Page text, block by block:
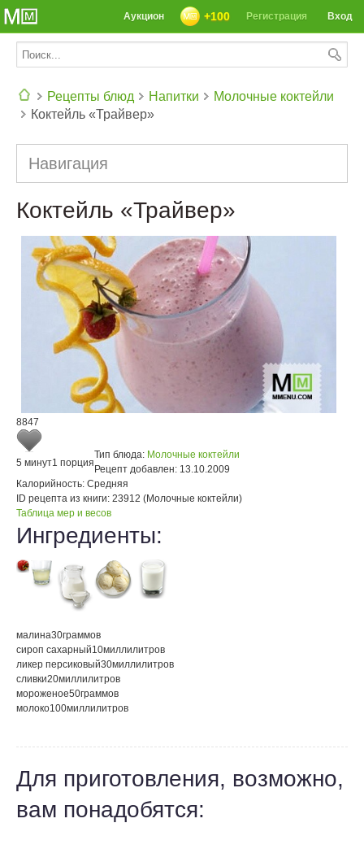
Вход
Регистрация
+100
Аукцион
Рецепты блюд Напитки
Молочные коктейли
Коктейль «Трайвер»
Навигация
Коктейль «Трайвер»
8847
5 минут1 порция
Тип блюда: Молочные коктейли
Рецепт добавлен: 13.10.2009
Калорийность: Средняя
ID рецепта из книги: 23912 (Молочные коктейли)
Таблица мер и весов
Ингредиенты:
малина30граммов
сироп сахарный10миллилитров
ликер персиковый30миллилитров
сливки20миллилитров
мороженое50граммов
молоко100миллилитров
Для приготовления, возможно,
вам понадобятся: